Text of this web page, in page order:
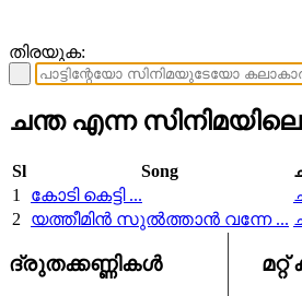
തിരയുക:
ചന്ത എന്ന
Sl Song
1
കോടി കെട്ടി ...
2
യത്തീമിന്‍ സുല്‍ത്താന്‍ വന്നേ ...
ദ്രുതക്കണ്ണികള്‍